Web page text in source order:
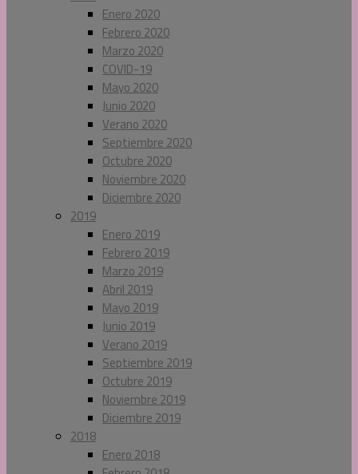
Enero 2020
Febrero 2020
Marzo 2020
COVID-19
Mayo 2020
Junio 2020
Verano 2020
Septiembre 2020
Octubre 2020
Noviembre 2020
Diciembre 2020
2019
Enero 2019
Febrero 2019
Marzo 2019
Abril 2019
Mayo 2019
Junio 2019
Verano 2019
Septiembre 2019
Octubre 2019
Noviembre 2019
Diciembre 2019
2018
Enero 2018